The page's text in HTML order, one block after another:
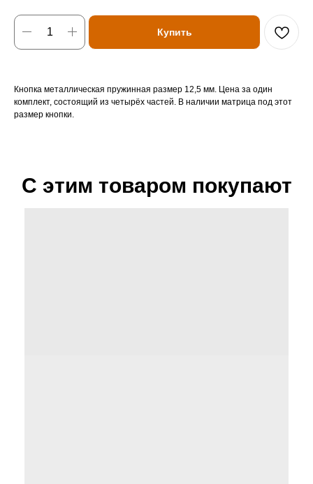
Купить
Кнопка металлическая пружинная размер 12,5 мм. Цена за один
комплект, состоящий из четырёх частей. В наличии матрица под этот
размер кнопки.
С этим товаром покупают